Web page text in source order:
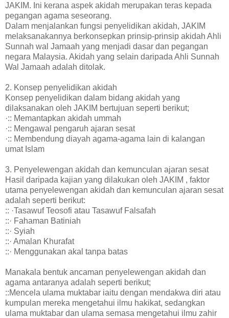
JAKIM. Ini kerana aspek akidah merupakan teras kepada
pegangan agama seseorang.
Dalam menjalankan fungsi penyelidikan akidah, JAKIM
melaksanakannya berkonsepkan prinsip-prinsip akidah Ahli
Sunnah wal Jamaah yang menjadi dasar dan pegangan
negara Malaysia. Akidah yang selain daripada Ahli Sunnah
Wal Jamaah adalah ditolak.
2. Konsep penyelidikan akidah
Konsep penyelidikan dalam bidang akidah yang
dilaksanakan oleh JAKIM bertujuan seperti berikut;
·:: Memantapkan akidah ummah
·:: Mengawal pengaruh ajaran sesat
·:: Membendung diayah agama-agama lain di kalangan
umat Islam
3. Penyelewengan akidah dan kemunculan ajaran sesat
Hasil daripada kajian yang dilakukan oleh JAKIM , faktor
utama penyelewengan akidah dan kemunculan ajaran sesat
adalah seperti berikut:
:: ·Tasawuf Teosofi atau Tasawuf Falsafah
::· Fahaman Batiniah
::· Syiah
::· Amalan Khurafat
::· Menggunakan akal tanpa batas
Manakala bentuk ancaman penyelewengan akidah dan
agama antaranya adalah seperti berikut;
::Mencela ulama muktabar iaitu dengan mendakwa diri atau
kumpulan mereka mengetahui ilmu hakikat, sedangkan
ulama muktabar dan ulama semasa mengetahui ilmu zahir